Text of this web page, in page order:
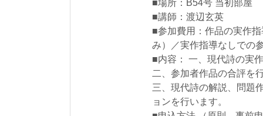
■場所：B54号 当初部屋
■講師：渡辺玄英
■参加費用：作品の実作
み）／実作指導なしでの
■内容： 一、現代詩の実
二、参加者作品の合評を
三、現代詩の解説、問題
ョンを行います。